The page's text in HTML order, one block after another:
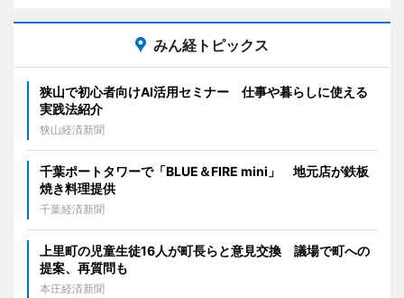
みん経トピックス
狭山で初心者向けAI活用セミナー 仕事や暮らしに使える
実践法紹介
狭山経済新聞
千葉ポートタワーで「BLUE＆FIRE mini」 地元店が鉄板
焼き料理提供
千葉経済新聞
上里町の児童生徒16人が町長らと意見交換 議場で町への
提案、再質問も
本庄経済新聞